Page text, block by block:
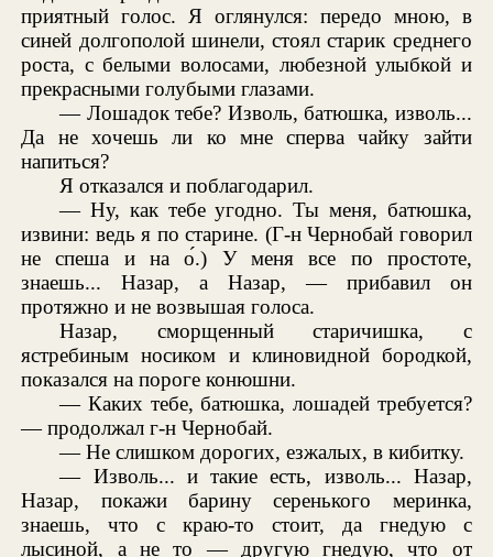
приятный голос. Я оглянулся: передо мною, в
синей долгополой шинели, стоял старик среднего
роста, с белыми волосами, любезной улыбкой и
прекрасными голубыми глазами.
— Лошадок тебе? Изволь, батюшка, изволь...
Да не хочешь ли ко мне сперва чайку зайти
напиться?
Я отказался и поблагодарил.
— Ну, как тебе угодно. Ты меня, батюшка,
извини: ведь я по старине. (Г-н Чернобай говорил
не спеша и на о́.) У меня все по простоте,
знаешь... Назар, а Назар, — прибавил он
протяжно и не возвышая голоса.
Назар, сморщенный старичишка, с
ястребиным носиком и клиновидной бородкой,
показался на пороге конюшни.
— Каких тебе, батюшка, лошадей требуется?
— продолжал г-н Чернобай.
— Не слишком дорогих, езжалых, в кибитку.
— Изволь... и такие есть, изволь... Назар,
Назар, покажи барину серенького меринка,
знаешь, что с краю-то стоит, да гнедую с
лысиной, а не то — другую гнедую, что от